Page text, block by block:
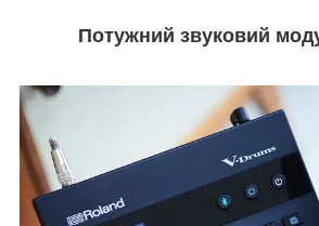
Потужний звуковий